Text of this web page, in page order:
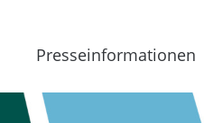
Presseinformationen